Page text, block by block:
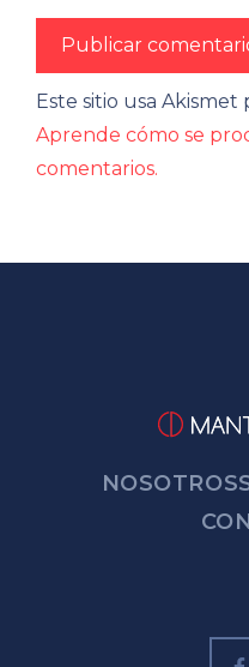
Este sitio usa Akismet
Aprende cómo se
comentarios.
NOSOTROS